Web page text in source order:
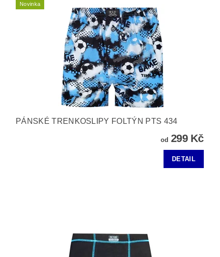
Novinka
PÁNSKÉ TRENKOSLIPY FOLTÝN PTS 434
od 299 Kč
DETAIL